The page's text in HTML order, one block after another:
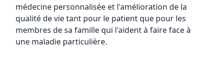
médecine personnalisée et l'amélioration de la
qualité de vie tant pour le patient que pour les
membres de sa famille qui l'aident à faire face à
une maladie particulière.